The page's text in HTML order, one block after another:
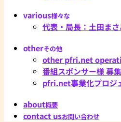
various様々な
代表・局長：土田ま
otherその他
other pfri.net
番組スポンサー様 募
pfri.net事業化プロジ
about概要
contact usお問い合わせ